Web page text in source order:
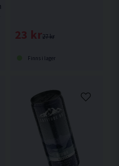
Smultron
27 kr
23 kr
Finns i lager